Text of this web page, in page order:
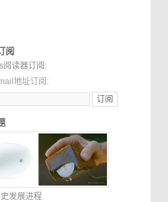
阅
阅读器订阅:
地址订阅:
发展进程